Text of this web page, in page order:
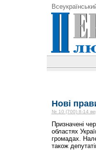
Нові
№ 10 (700) 8-14
Призначені
областях
громадах.
також